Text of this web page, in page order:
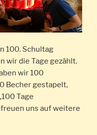
100. Schultag
wir die Tage gezählt.
wir 100
Becher gestapelt,
Tage
uns auf weitere